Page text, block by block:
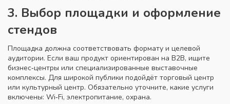
3. Выбор площадки и оформление
стендов
Площадка должна соответствовать формату и целевой
аудитории. Если ваш продукт ориентирован на B2B, ищите
бизнес‑центры или специализированные выставочные
комплексы. Для широкой публики подойдёт торговый центр
или культурный центр. Обязательно уточните, какие услуги
включены: Wi‑Fi, электропитание, охрана.